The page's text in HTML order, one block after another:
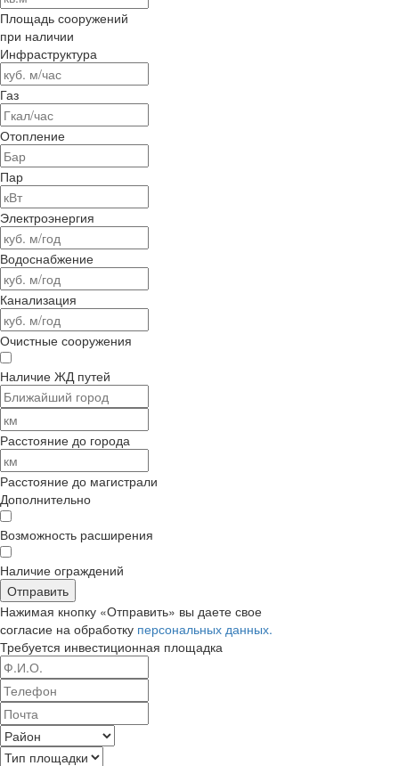
Площадь сооружений
при наличии
Инфраструктура
Газ
Отопление
Пар
Электроэнергия
Водоснабжение
Канализация
Очистные сооружения
Наличие ЖД путей
Расстояние до города
Расстояние до магистрали
Дополнительно
Возможность расширения
Наличие ограждений
Отправить
Нажимая кнопку «Отправить» вы даете свое
согласие на обработку персональных данных.
Требуется инвестиционная площадка